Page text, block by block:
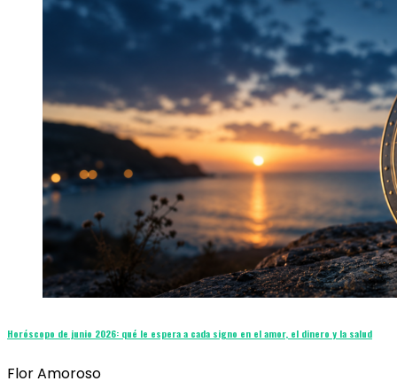
Horóscopo de junio 2026: qué le espera a cada signo en el amor, el dinero y la salud
Flor Amoroso